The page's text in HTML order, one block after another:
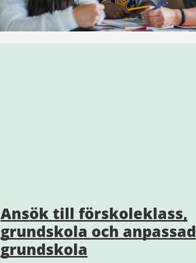
Ansök till förskoleklass,
grundskola och anpassad
grundskola